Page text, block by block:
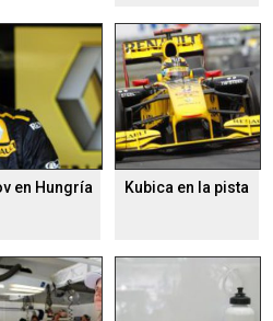
en Hungría Kubica en la pista